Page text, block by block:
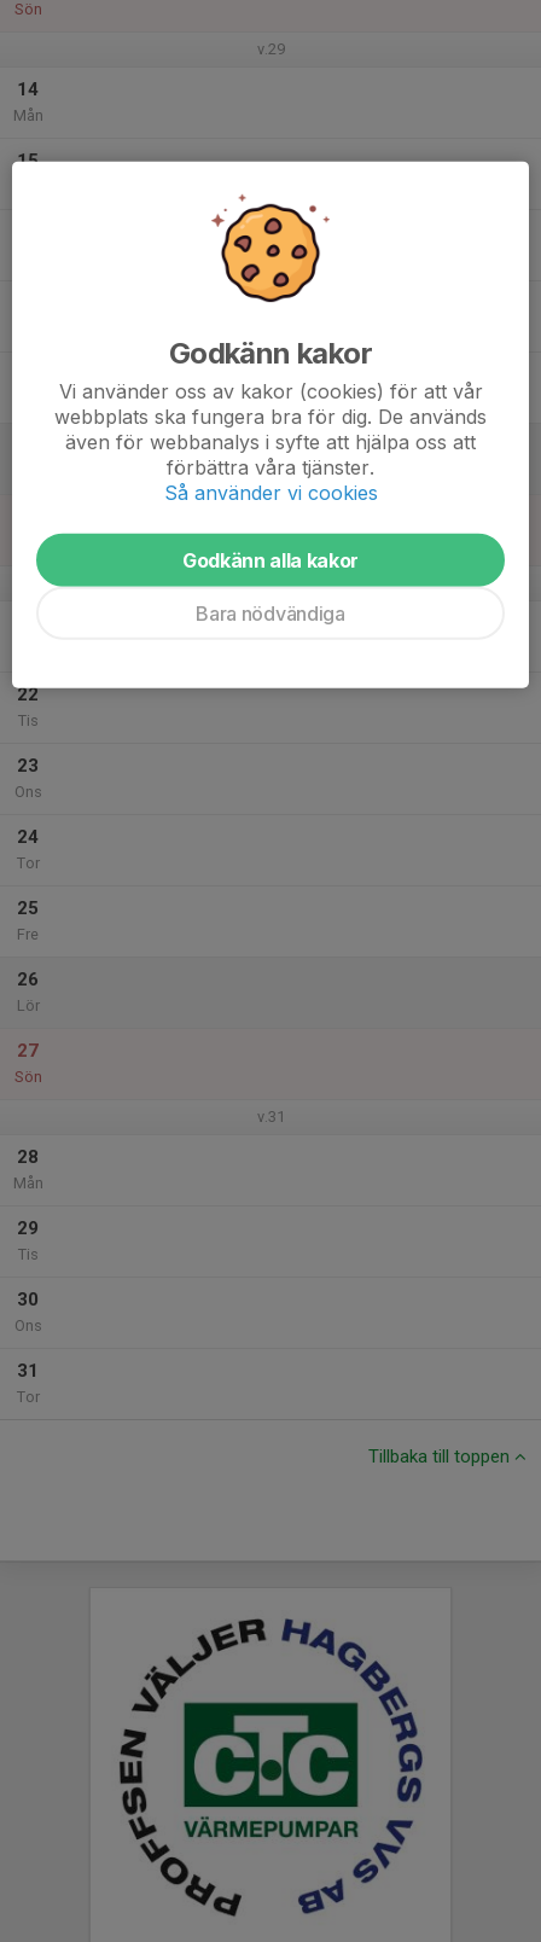
Sön
v.29
14
Mån
15
Sön
v.30
22
Tis
23
Ons
24
Tor
25
Fre
26
Lör
27
Sön
v.31
28
Mån
29
Tis
30
Ons
31
Tor
Tillbaka till toppen
Godkänn kakor
Vi använder oss av kakor (cookies) för att vår
webbplats ska fungera bra för dig. De används
även för webbanalys i syfte att hjälpa oss att
förbättra våra tjänster.
Så använder vi cookies
Godkänn alla kakor
Bara nödvändiga